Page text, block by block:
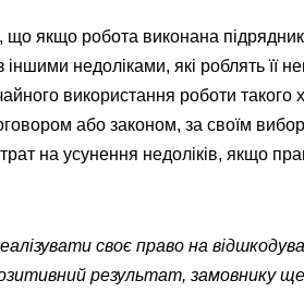
якщо робота виконана
іншими недоліками, які роблять її
використання роботи такого
або законом, за своїм
на усунення недоліків, якщо
своє право на
результат, замовнику ще